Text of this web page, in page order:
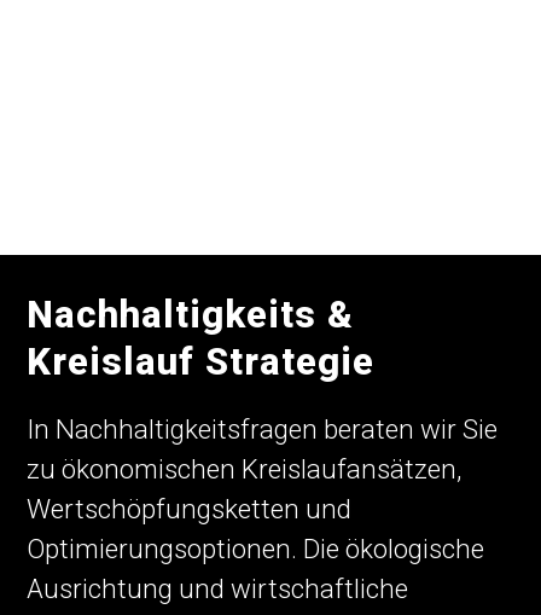
Nachhaltigkeits &
Kreislauf Strategie
In Nachhaltigkeitsfragen beraten wir Sie
zu ökonomischen Kreislaufansätzen,
Wertschöpfungsketten und
Optimierungsoptionen. Die ökologische
Ausrichtung und wirtschaftliche